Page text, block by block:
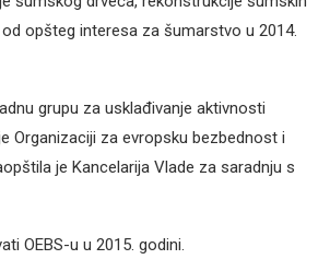
opšteg interesa za šumarstvo u 2014.
grupu za usklađivanje aktivnosti
Organizaciji za evropsku bezbednost i
je Kancelarija Vlade za saradnju s
OEBS-u u 2015. godini.